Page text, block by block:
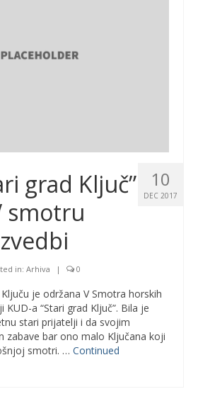
10
DEC 2017
grad Ključ”
smotru
in: Arhiva | 0
je održana V Smotra horskih
KUD-a “Stari grad Ključ”. Bila je
stari prijatelji i da svojim
zabave bar ono malo Ključana koji
smotri. … Continued